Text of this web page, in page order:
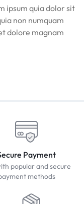
ipsum quia dolor sit
non numquam
dolore magnam
Payment
popular and secure
methods